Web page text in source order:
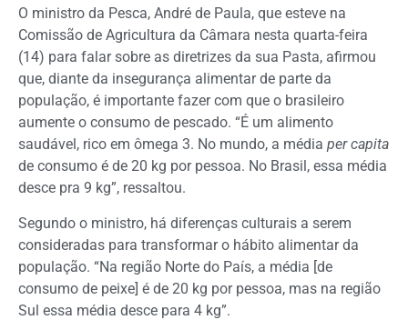
O ministro da Pesca, André de Paula, que esteve na
Comissão de Agricultura da Câmara nesta quarta-feira
(14) para falar sobre as diretrizes da sua Pasta, afirmou
que, diante da insegurança alimentar de parte da
população, é importante fazer com que o brasileiro
aumente o consumo de pescado. “É um alimento
saudável, rico em ômega 3. No mundo, a média per capita
de consumo é de 20 kg por pessoa. No Brasil, essa média
desce pra 9 kg”, ressaltou.
Segundo o ministro, há diferenças culturais a serem
consideradas para transformar o hábito alimentar da
população. “Na região Norte do País, a média [de
consumo de peixe] é de 20 kg por pessoa, mas na região
Sul essa média desce para 4 kg”.